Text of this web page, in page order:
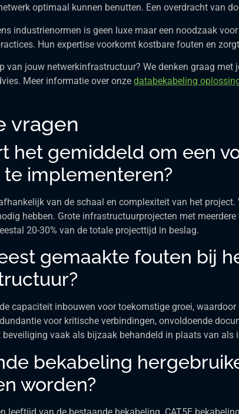
optimaal kunnen benutten. Een overdracht van
industrienormen is geen luxe maar een noodzaak
Hun expertise voorkomt kostbare fouten en
van jouw netwerkinfrastructuur? We denken graag
Meer informatie over onze databekabeling
vragen
het gemiddeld om een
implementeren?
van de schaal en complexiteit van het
hebben. Grote infrastructuurprojecten met
20-30% van de totale projecttijd in beslag.
gemaakte fouten bij
capaciteit inbouwen voor toekomstige groei,
voor kritische verbindingen, onvoldoende
beveiliging vaak als bijzaak behandeld in plaats van als
bekabeling
worden?